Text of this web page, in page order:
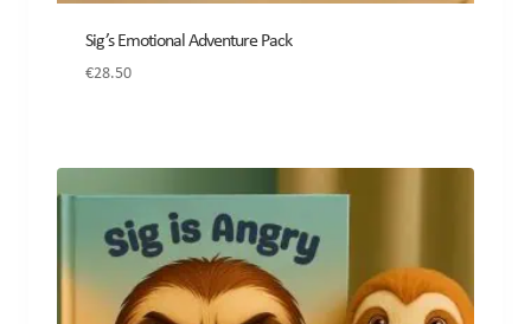
Sig’s Emotional Adventure Pack
€28.50